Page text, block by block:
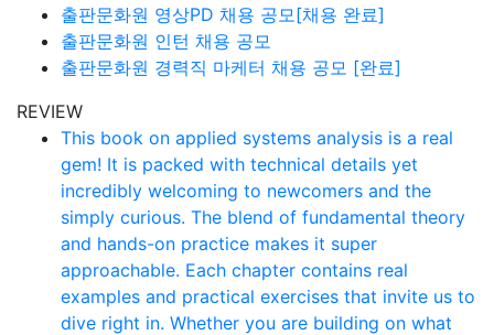
출판문화원 영상PD 채용 공모[채용 완료]
출판문화원 인턴 채용 공모
출판문화원 경력직 마케터 채용 공모 [완료]
REVIEW
This book on applied systems analysis is a real
gem! It is packed with technical details yet
incredibly welcoming to newcomers and the
simply curious. The blend of fundamental theory
and hands-on practice makes it super
approachable. Each chapter contains real
examples and practical exercises that invite us to
dive right in. Whether you are building on what